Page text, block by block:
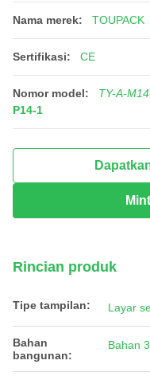
Nama merek: TOUPACK
Sertifikasi: CE
Nomor model: TY-A-
P14-1
Rincian produk
Tipe tampilan: Layar
Bahan
bangunan:
Bahan